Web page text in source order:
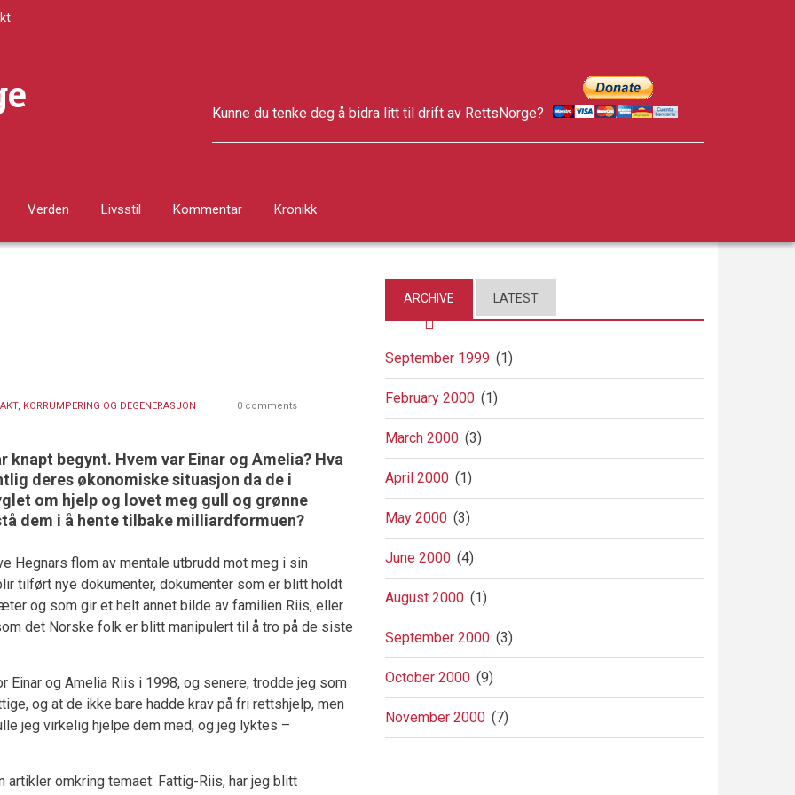
Kunne du tenke deg å bidra litt til drift av RettsNorge?
Verden Livsstil Kommentar Kronikk
KORRUMPERING OG DEGENERASJON 0 comments
begynt. Hvem var Einar og Amelia? Hva
deres økonomiske situasjon da de i
om hjelp og lovet meg gull og grønne
dem i å hente tilbake milliardformuen?
Hegnars flom av mentale utbrudd mot meg i sin
tilført nye dokumenter, dokumenter som er blitt holdt
og som gir et helt annet bilde av familien Riis, eller
det Norske folk er blitt manipulert til å tro på de siste
og Amelia Riis i 1998, og senere, trodde jeg som
og at de ikke bare hadde krav på fri rettshjelp, men
jeg virkelig hjelpe dem med, og jeg lyktes –
artikler omkring temaet: Fattig-Riis, har jeg blitt
ARCHIVE LATEST
September 1999 (1)
February 2000 (1)
March 2000 (3)
April 2000 (1)
May 2000 (3)
June 2000 (4)
August 2000 (1)
September 2000 (3)
October 2000 (9)
November 2000 (7)